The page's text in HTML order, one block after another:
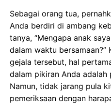
Sebagai orang tua,
Anda berdiri di ambang
tanya, “Mengapa anak
dalam waktu bersamaan?”
gejala tersebut, hal
dalam pikiran Anda adalah
Namun, tidak jarang pula
pemeriksaan dengan